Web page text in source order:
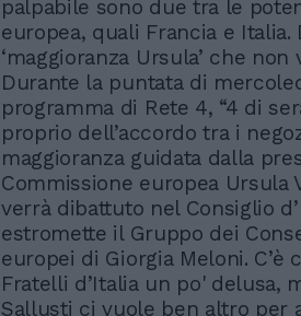
palpabile sono due tra le
europea, quali Francia e Italia.
‘maggioranza Ursula’ che non
Durante la puntata di
programma di Rete 4, “4 di
proprio dell’accordo tra i
maggioranza guidata dalla
Commissione europea Ursula
verrà dibattuto nel Consiglio
estromette il Gruppo dei
europei di Giorgia Meloni. C’è
Fratelli d’Italia un po' delusa,
Sallusti ci vuole ben altro per